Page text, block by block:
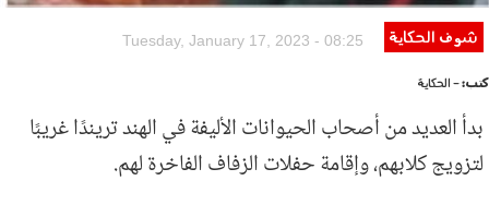
شوف الحكاية Tuesday, January 17, 2023 - 08:25
كتب:- الحكاية
بدأ العديد من أصحاب الحيوانات الأليفة في الهند تريندًا غريبًا
لتزويج كلابهم، وإقامة حفلات الزفاف الفاخرة لهم.